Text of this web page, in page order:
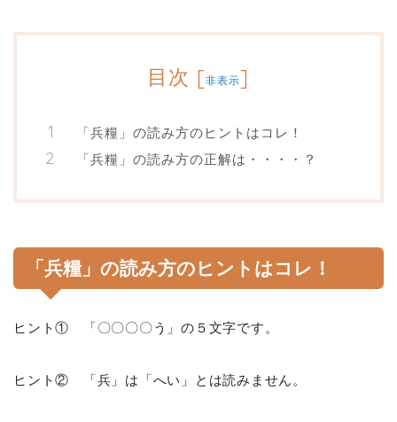
目次 [非表示]
「兵糧」の読み方のヒントはコレ！
「兵糧」の読み方の正解は・・・・？
「兵糧」の読み方のヒントはコレ！
ヒント① 「〇〇〇〇う」の５文字です。
ヒント② 「兵」は「へい」とは読みません。